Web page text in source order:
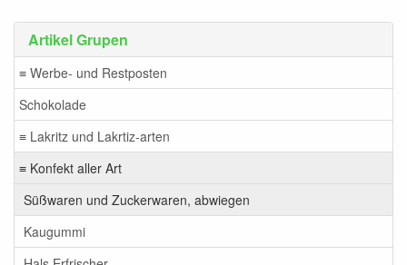
Artikel Grupen
≡ Werbe- und Restposten
Schokolade
≡ Lakritz und Lakrtiz-arten
≡ Konfekt aller Art
Süßwaren und Zuckerwaren, abwiegen
Kaugummi